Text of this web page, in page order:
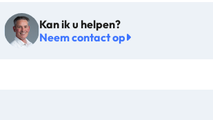
Kan ik u helpen?
Neem contact op